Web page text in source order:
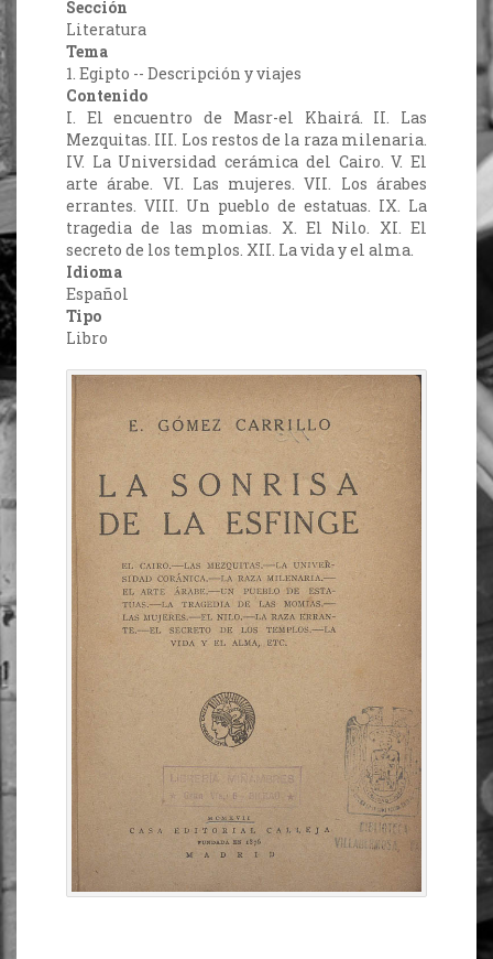
Sección
Literatura
Tema
1. Egipto -- Descripción y viajes
Contenido
I. El encuentro de Masr-el Khairá. II. Las
Mezquitas. III. Los restos de la raza milenaria.
IV. La Universidad cerámica del Cairo. V. El
arte árabe. VI. Las mujeres. VII. Los árabes
errantes. VIII. Un pueblo de estatuas. IX. La
tragedia de las momias. X. El Nilo. XI. El
secreto de los templos. XII. La vida y el alma.
Idioma
Español
Tipo
Libro